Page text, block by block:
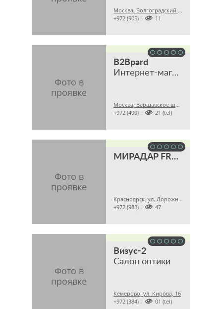
Москва, Волгоградский пр., 45А

+972 (905) 5285511
B2Bpard
Интернет-магазин
Москва, Варшавское шоссе, 28A

+972 (499) 3468121 (tel)
МИРАДАР FROCHI
Красноярск, ул. Дорожная, 16, пом. 1

+972 (983) 2042447
Визус-2
Салон оптики
Кемерово, ул. Кирова, 16

+972 (384) 2780101 (tel)